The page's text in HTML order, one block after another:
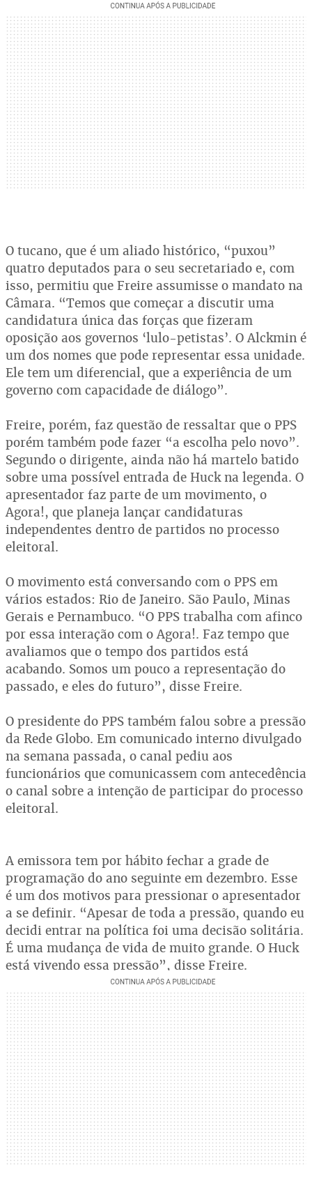
O tucano, que é um aliado histórico, “puxou”
quatro deputados para o seu secretariado e, com
isso, permitiu que Freire assumisse o mandato na
Câmara. “Temos que começar a discutir uma
candidatura única das forças que fizeram
oposição aos governos ‘lulo-petistas’. O Alckmin é
um dos nomes que pode representar essa unidade.
Ele tem um diferencial, que a experiência de um
governo com capacidade de diálogo”.
Freire, porém, faz questão de ressaltar que o PPS
porém também pode fazer “a escolha pelo novo”.
Segundo o dirigente, ainda não há martelo batido
sobre uma possível entrada de Huck na legenda. O
apresentador faz parte de um movimento, o
Agora!, que planeja lançar candidaturas
independentes dentro de partidos no processo
eleitoral.
O movimento está conversando com o PPS em
vários estados: Rio de Janeiro. São Paulo, Minas
Gerais e Pernambuco. “O PPS trabalha com afinco
por essa interação com o Agora!. Faz tempo que
avaliamos que o tempo dos partidos está
acabando. Somos um pouco a representação do
passado, e eles do futuro”, disse Freire.
O presidente do PPS também falou sobre a pressão
da Rede Globo. Em comunicado interno divulgado
na semana passada, o canal pediu aos
funcionários que comunicassem com antecedência
o canal sobre a intenção de participar do processo
eleitoral.
A emissora tem por hábito fechar a grade de
programação do ano seguinte em dezembro. Esse
é um dos motivos para pressionar o apresentador
a se definir. “Apesar de toda a pressão, quando eu
decidi entrar na política foi uma decisão solitária.
É uma mudança de vida de muito grande. O Huck
está vivendo essa pressão”, disse Freire.